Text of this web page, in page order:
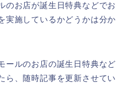
のお店が誕生日特典などでお
実施しているかどうかは分か
ールのお店の誕生日特典など
ら、随時記事を更新させてい